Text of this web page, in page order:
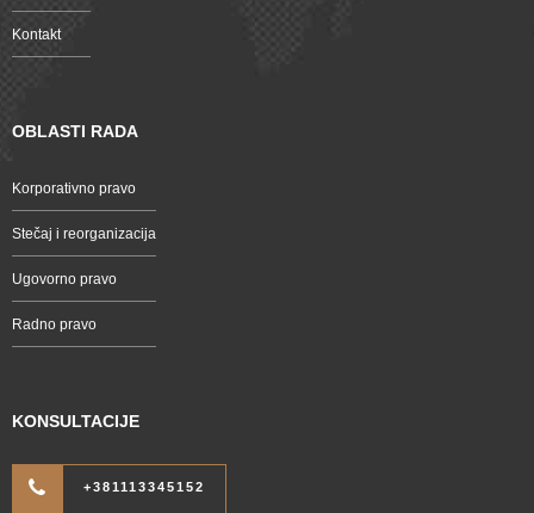
Kontakt
OBLASTI RADA
Korporativno pravo
Stečaj i reorganizacija
Ugovorno pravo
Radno pravo
KONSULTACIJE
+381113345152